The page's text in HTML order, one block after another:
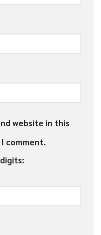
website in this
comment.